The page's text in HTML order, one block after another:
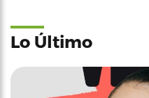
Lo Último